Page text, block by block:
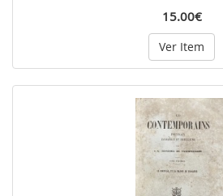
15.00€
Ver Item